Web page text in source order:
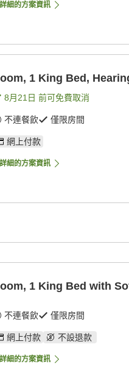
細的方案資訊
1 King Bed,
8月21日 前可免費取消
不連餐飲 僅限房間
網上付款
細的方案資訊
1 King Bed with
不連餐飲 僅限房間
網上付款 不設退款
細的方案資訊